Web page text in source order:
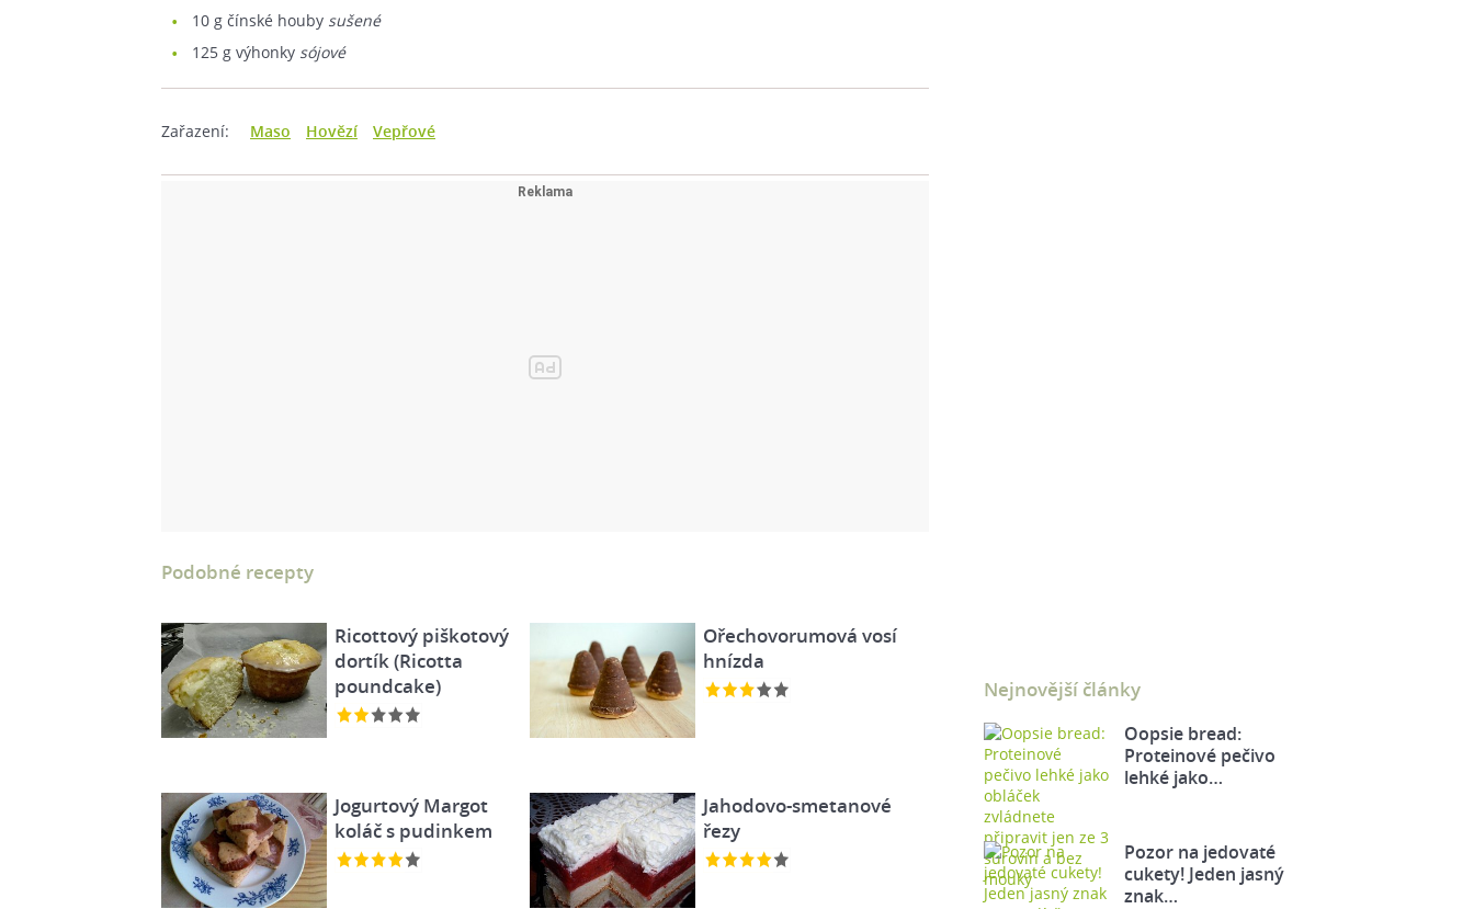
10 g čínské houby sušené
125 g výhonky sójové
Zařazení: Maso Hovězí Vepřové
Podobné recepty
Ricottový piškotový
dortík (Ricotta
poundcake)
Ořechovorumová vosí
hnízda
Jogurtový Margot
koláč s pudinkem
Jahodovo-smetanové
řezy
Nejnovější články
Oopsie bread:
Proteinové pečivo
lehké jako…
Pozor na jedovaté
cukety! Jeden jasný
znak…